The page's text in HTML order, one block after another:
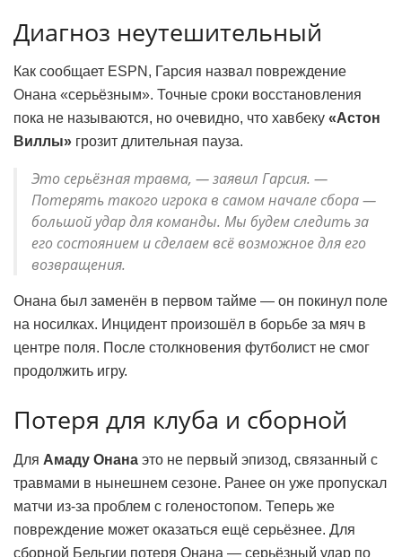
Диагноз неутешительный
Как сообщает ESPN, Гарсия назвал повреждение
Онана «серьёзным». Точные сроки восстановления
пока не называются, но очевидно, что хавбеку «Астон
Виллы» грозит длительная пауза.
Это серьёзная травма, — заявил Гарсия. —
Потерять такого игрока в самом начале сбора —
большой удар для команды. Мы будем следить за
его состоянием и сделаем всё возможное для его
возвращения.
Онана был заменён в первом тайме — он покинул поле
на носилках. Инцидент произошёл в борьбе за мяч в
центре поля. После столкновения футболист не смог
продолжить игру.
Потеря для клуба и сборной
Для Амаду Онана это не первый эпизод, связанный с
травмами в нынешнем сезоне. Ранее он уже пропускал
матчи из-за проблем с голеностопом. Теперь же
повреждение может оказаться ещё серьёзнее. Для
сборной Бельгии потеря Онана — серьёзный удар по